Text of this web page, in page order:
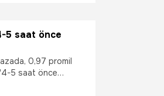
5 saat önce
0,97 promil
5 saat önce